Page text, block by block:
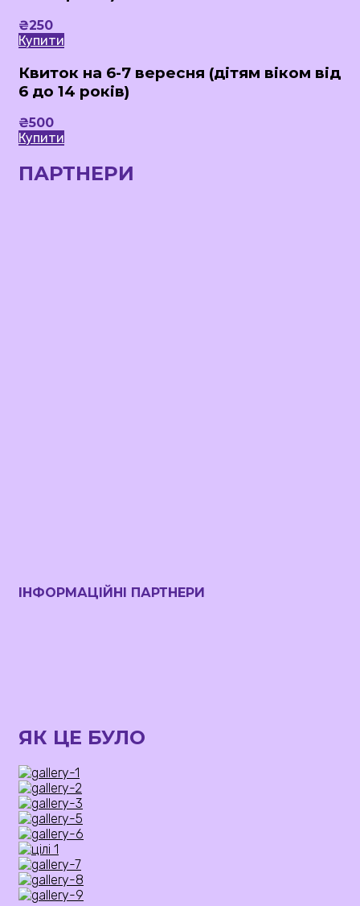
₴250
Купити
Квиток на 6-7 вересня (дітям віком від
6 до 14 років)
₴500
Купити
ПАРТНЕРИ
ІНФОРМАЦІЙНІ ПАРТНЕРИ
ЯК ЦЕ БУЛО